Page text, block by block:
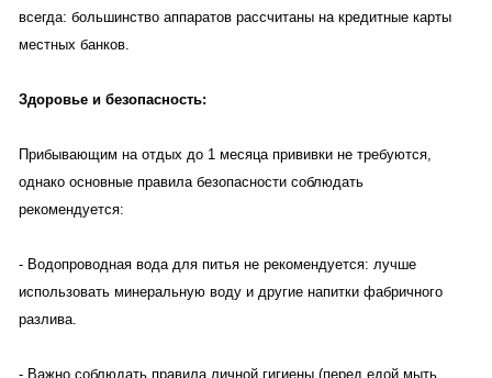
всегда: большинство аппаратов рассчитаны на кредитные карты
местных банков.
Здоровье и безопасность:
Прибывающим на отдых до 1 месяца прививки не требуются,
однако основные правила безопасности соблюдать
рекомендуется:
- Водопроводная вода для питья не рекомендуется: лучше
использовать минеральную воду и другие напитки фабричного
разлива.
- Важно соблюдать правила личной гигиены (перед едой мыть